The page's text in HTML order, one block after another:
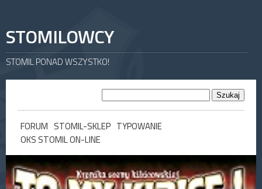
STOMILOWCY
STOMIL PONAD WSZYSTKO!
FORUM STOMIL-SKLEP TYPOWANIE
OKS STOMIL ON-LINE